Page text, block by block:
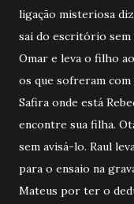
ligação misteriosa
sai do escritório sem
Omar e leva o filho
os que sofreram
Safira onde está
encontre sua filha.
sem avisá-lo. Raul
para o ensaio na
Mateus por ter o